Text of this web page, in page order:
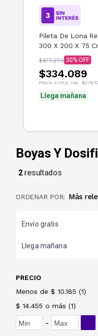
Pileta De Lona
300 X 200 X 75
$477.270 30
$334.089
Precio s/imp. nac.
Llega mañana
Boyas Y
2resultados
ORDENAR POR: Más
Envío gratis
Llega mañana
PRECIO
Menos de $ 10.185 (1)
$ 14.455 o más (1)
-